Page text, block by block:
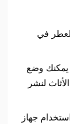
في
يمكنك وضع
لنشر
جهاز